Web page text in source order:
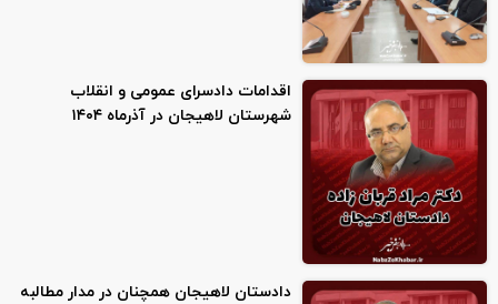
اقدامات دادسرای عمومی و انقلاب
شهرستان لاهیجان در آذرماه ۱۴۰۴
دادستان لاهیجان همچنان در مدار مطالبه